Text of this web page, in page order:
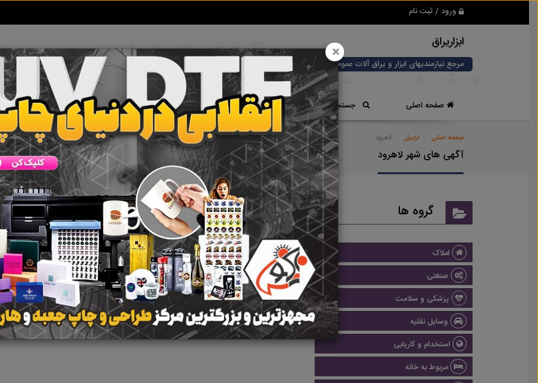
ورود / ثبت نام
ابزاریراق
مرجع نیازمندیهای ابزار و یراق آلات عمومی و صنعتی
صفحه اصلی جستجوی سریع تعرفه آگهی ها خبرهای سایت تماس با ما
صفحه اصلی اردبیل لاهرود
آگهی های شهر لاهرود
نتیجه ای
گروه ها
املاک
صنعتی
پزشکی و سلامت
وسایل نقلیه
استخدام و کاریابی
مربوط به خانه
×